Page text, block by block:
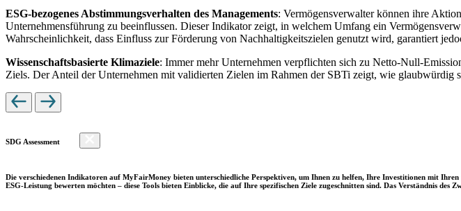
ESG-bezogenes Abstimmungsverhalten des Managements: Vermögensverwalter können ihre
Unternehmensführung zu beeinflussen. Dieser Indikator zeigt, in welchem Umfang ein
Wahrscheinlichkeit, dass Einfluss zur Förderung von Nachhaltigkeitszielen genutzt wird, garantiert
Wissenschaftsbasierte Klimaziele: Immer mehr Unternehmen verpflichten sich zu Netto-Null-
Ziels. Der Anteil der Unternehmen mit validierten Zielen im Rahmen der SBTi zeigt, wie glaubwürdig
SDG Assessment
Die verschiedenen Indikatoren auf MyFairMoney bieten unterschiedliche Perspektiven, um Ihnen zu helfen, Ihre Investitionen mit
ESG-Leistung bewerten möchten – diese Tools bieten Einblicke, die auf Ihre spezifischen Ziele zugeschnitten sind. Das Verständnis